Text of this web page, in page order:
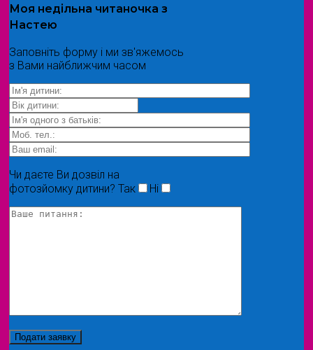
Моя недільна читаночка з
Настею
Заповніть форму і ми зв'яжемось
з Вами найближчим часом
Чи даєте Ви дозвіл на
фотозйомку дитини? Так Ні